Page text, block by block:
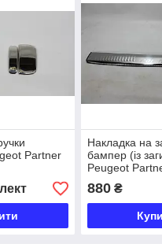
Partner
Накладка на
бампер (із
Peugeot
2008
880₴